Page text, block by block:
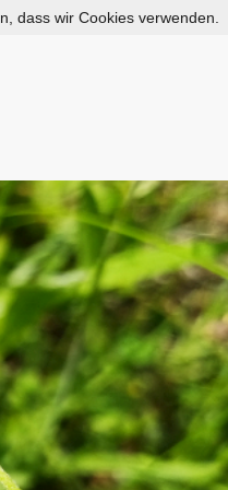
dass wir Cookies verwenden.